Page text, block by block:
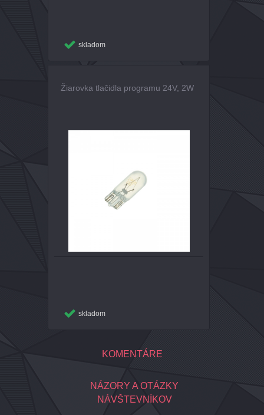
skladom
Žiarovka tlačidla programu 24V, 2W
skladom
KOMENTÁRE
NÁZORY A OTÁZKY
NÁVŠTEVNÍKOV